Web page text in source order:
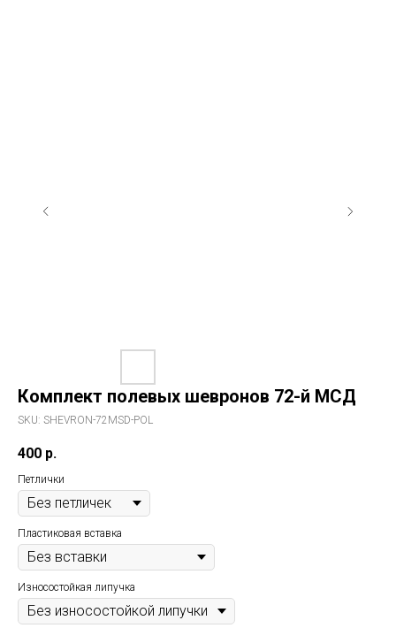
Комплект полевых шевронов 72-й МСД
SKU: SHEVRON-72MSD-POL
400 р.
Петлички
Пластиковая вставка
Износостойкая липучка